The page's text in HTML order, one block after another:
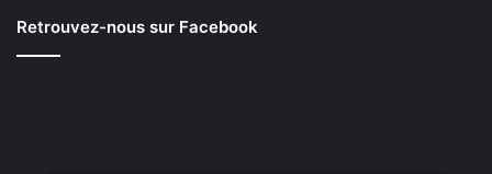
Retrouvez-nous sur Facebook